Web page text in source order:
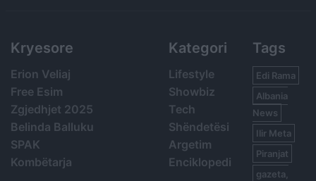
Kryesore
Erion Veliaj
Free Esim
Zgjedhjet 2025
Belinda Balluku
SPAK
Kombëtarja
Kategori
Lifestyle
Showbiz
Tech
Shëndetësi
Argetim
Enciklopedi
Tags
Edi Rama
Albania
News
Ilir Meta
Piranjat
gazeta,